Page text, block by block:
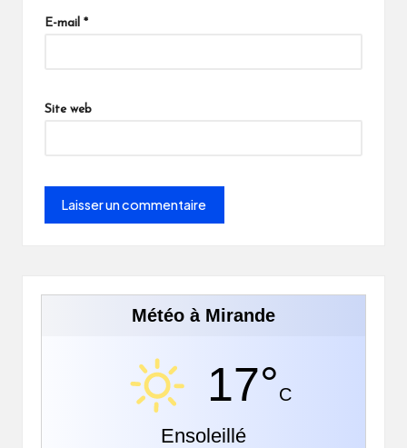
E-mail *
Site web
Météo à Mirande
17°C
Ensoleillé